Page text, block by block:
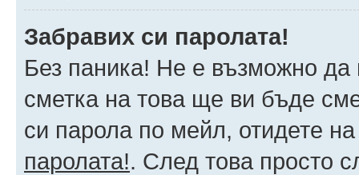
Забравих си паролата!
Без паника! Не е възможно да
сметка на това ще ви бъде
си парола по мейл, отидете
паролата!. След това просто